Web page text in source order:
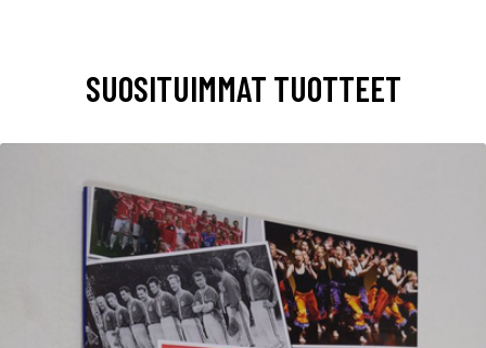
SUOSITUIMMAT TUOTTEET